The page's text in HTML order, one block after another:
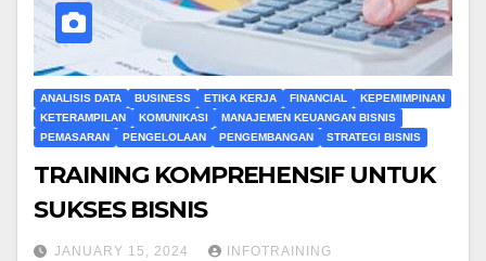
ANALISIS DATA BUSINESS ETIKA KERJA FINANCIAL
KEPEMIMPINAN
KETERAMPILAN
KOMUNIKASI
MANAJEMEN KEUANGAN BISNIS
PEMASARAN
PENGELOLAAN PENGEMBANGAN STRATEGI BISNIS
TRAINING KOMPREHENSIF UNTUK
SUKSES BISNIS
JANUARY 15, 2024 INFOTRAINING